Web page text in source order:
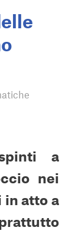
a
nei
atto a